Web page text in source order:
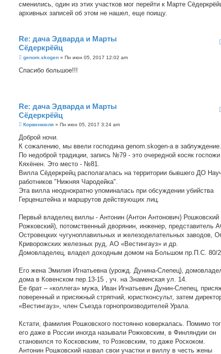
сменились, один из этих участков мог перейти к Марте
архивных записей об этом не нашел, еще поищу.
Re: дача Эдварда и Марты
Сёдеркрёйц
С
о
е
genom.skogen » Пн июн 05, 2017 12:02 am
Спасибо большое!!!
Re: дача Эдварда и Марты
Сёдеркрёйц
С
о
б
щ
е
и
е
Корвенкюля » Пн июн 05, 2017 3:24 am
Доброй ночи.
К сожалению, мы ввели господина genom.skogen-а в заблуждение.
По недоброй традиции, запись №79 - это очередной косяк госпожи
Кяхёнен. Это место - №81.
Вилла Сёдеркрейц располагалась на территории бывшего ДО
работников "Нижняя Чародейка".
Эта вилла неоднократно упоминалась при обсуждении убийства
Герценштейна и маршрутов действующих лиц.
Первый владелец виллы - Антонин (Антон Антонович)
Рожковский), потомственный дворянин, инженер, представитель
Островецких чугуноплавильных и железоделательных заводов,
Криворожских железных руд, АО «Вестингауз» и др.
Домовладелец, владел доходным домом на Большом пр.П.С. 80/
Его жена Эмилия Игнатьевна (урожд. Дунина-Слепец),
дома в Ковенском пер.13-15 , уч. на Знаменская ул. 14.
Ее брат – «коллега» мужа, Иван Игнатьевич Дунин-Слепец,
поверенный и присяжный стряпчий, юристконсульт, затем
«Вестингауз», член Съезда горнопроизводителей Урала.
Кстати, фамилия Рошковского постоянно коверкалась. Помимо
его даже в России иногда называли Рожковским, в Финляндии он
становился то Косковским, то Розковским, то даже Роскоком.
Антонин Рошковский назвал свои участки и виллу в честь жены